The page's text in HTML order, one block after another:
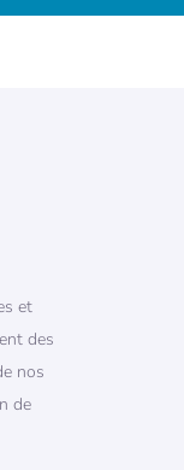
et
des
nos
de